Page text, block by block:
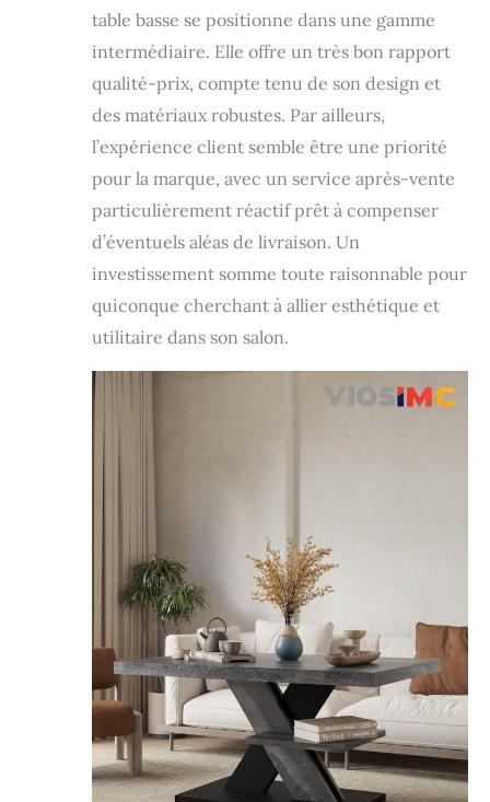
rangement
ajoutent à la fois
un attrait visuel et
une fonctionnalité.
✅ POLYVALENCE À
VOTRE
DISPOSITION :
L'une des fonctions
clés parmi les
autres bureaux est
la polyvalence que
dans votre espace.
Ce bureau blanc et
gris peut
utilisé comme
table d'appoint
et comme table
pour ordinateur
portable. ✅
DIMENSIONS ET
LIVRAISON DU
PRODUIT : Cette
table basse mesure
90 x 60 x 45 cm
(largeur,
profondeur,
hauteur). La table
basse est livrée
table basse se positionne dans une gamme
intermédiaire. Elle offre un très bon rapport
qualité-prix, compte tenu de son design et
des matériaux robustes. Par ailleurs,
l’expérience client semble être une priorité
pour la marque, avec un service après-vente
particulièrement réactif prêt à compenser
d’éventuels aléas de livraison. Un
investissement somme toute raisonnable pour
quiconque cherchant à allier esthétique et
utilitaire dans son salon.